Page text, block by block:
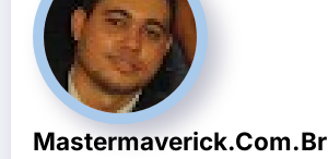
Mastermaverick.com.br